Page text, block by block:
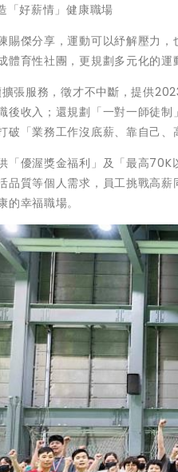
「好薪情」健康職場
賜傑分享，運動可以紓解壓力
體育性社團，更規劃多元化的運
張服務，徵才不中斷，提供
後收入；還規劃「一對一師徒
破「業務工作沒底薪、靠自己、
「優渥獎金福利」及「最高
品質等個人需求，員工挑戰高
幸福職場。